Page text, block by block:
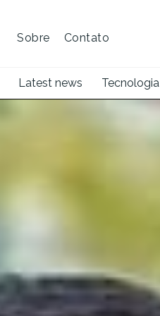
Sobre Contato
Latest news Tecnologia